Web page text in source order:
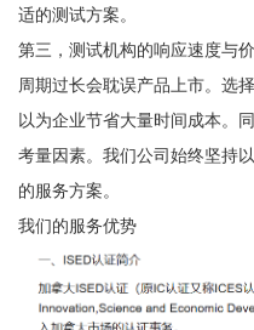
适的测试方案。
第三，测试机构的响应速度与
周期过长会耽误产品上市。选
以为企业节省大量时间成本。
考量因素。我们公司始终坚持
的服务方案。
我们的服务优势